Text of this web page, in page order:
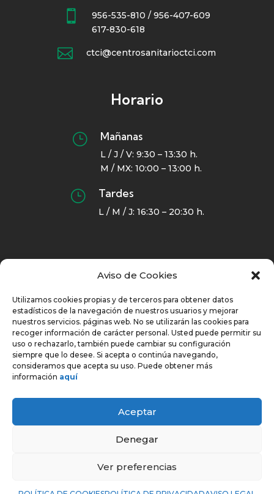
Aviso de Cookies
Utilizamos cookies propias y de terceros para obtener datos
estadísticos de la navegación de nuestros usuarios y mejorar
nuestros servicios. páginas web. No se utilizarán las cookies para
recoger información de carácter personal. Usted puede permitir su
uso o rechazarlo, también puede cambiar su configuración
siempre que lo desee. Si acepta o continúa navegando,
consideramos que acepta su uso. Puede obtener más
información aquí
Aceptar
Denegar
Ver preferencias

956-535-810 / 956-407-609
617-830-618
 ctci@centrosanitarioctci.com
Horario
} Mañanas
L / J / V: 9:30 – 13:30 h.
M / MX: 10:00 – 13:00 h.
} Tardes
L / M / J: 16:30 – 20:30 h.
Navegación
INICIO
SOBRE CTCI
CERTIFICADOS MÉDICOS – TARIFAS
Todos los derechos reservados.